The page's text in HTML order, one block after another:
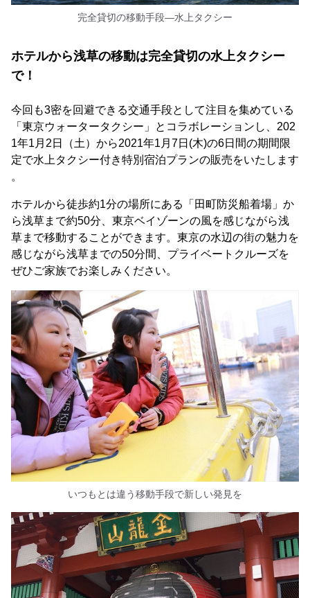
完全貸切の移動手段—水上タクシー
ホテルから浅草の移動は完全貸切の水上タクシー
で！
今回も3密を回避できる交通手段として注目を集めている
「東京ウォータータクシー」とコラボレーションし、202
1年1月2日（土）から2021年1月7日(木)の6日間の期間限
定で水上タクシー付き特別宿泊プランの販売をいたします
。
ホテルから徒歩約1分の場所にある「田町防災船着場」か
ら浅草まで約50分、東京ベイゾーンの風を感じながら浅
草まで移動することができます。東京の水辺の街の魅力を
感じながら浅草までの50分間、プライベートクルーズを
ぜひご家族でお楽しみください。
いつもとは違う移動手段で新しい発見を